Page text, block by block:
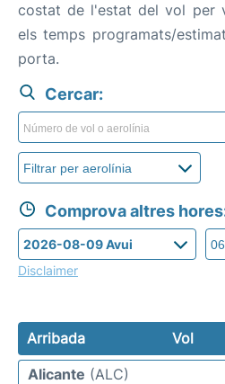
costat de l'estat del vol per
els temps programats/
porta.
Cercar:
Comprova altres
Disclaimer
Arribada Vol
Alicante (ALC)